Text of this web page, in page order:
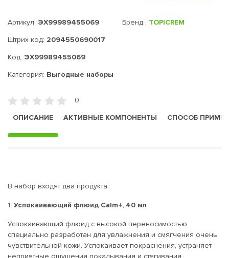
Артикул: ЭХ99989455069
Штрих код: 2094550690017
Код: ЭХ99989455069
Бренд: TOPICREM
Категория: Выгодные наборы
0
ОПИСАНИЕ
АКТИВНЫЕ КОМПОНЕНТЫ СПОСОБ
В набор входят два продукта:
1. Успокаивающий флюид Calm+, 40 мл
Успокаивающий флюид с высокой переносимостью
специально разработан для увлажнения и смягчения очень
чувствительной кожи. Успокаивает покраснения, устраняет
неприятные ощущения покалывания и стягивания.